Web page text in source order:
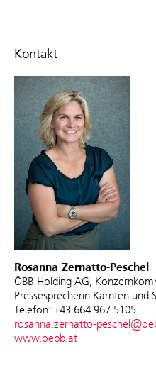
Kontakt
Rosanna Zernatto-Peschel
ÖBB-Holding AG,
Pressesprecherin Kärnten und
Telefon: +43 664 967 5105
rosanna.zernatto-
www.oebb.at